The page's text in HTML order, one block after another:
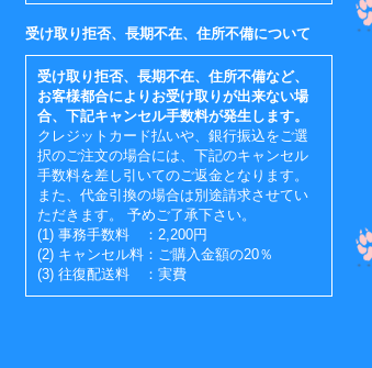
受け取り拒否、長期不在、住所不備について
受け取り拒否、長期不在、住所不備など、
お客様都合によりお受け取りが出来ない場
合、下記キャンセル手数料が発生します。
クレジットカード払いや、銀行振込をご選
択のご注文の場合には、下記のキャンセル
手数料を差し引いてのご返金となります。
また、代金引換の場合は別途請求させてい
ただきます。 予めご了承下さい。
(1) 事務手数料 ：2,200円
(2) キャンセル料：ご購入金額の20％
(3) 往復配送料 ：実費